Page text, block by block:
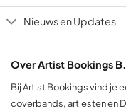
Nieuws en Updates
Over Artist Bookings
Bij Artist Bookings vind je
coverbands, artiesten en